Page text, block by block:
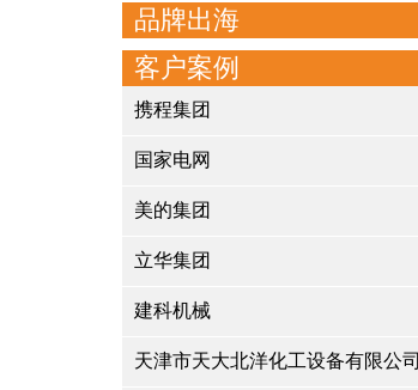
品牌出海
客户案例
携程集团
国家电网
美的集团
立华集团
建科机械
天津市天大北洋化工设备有限公司